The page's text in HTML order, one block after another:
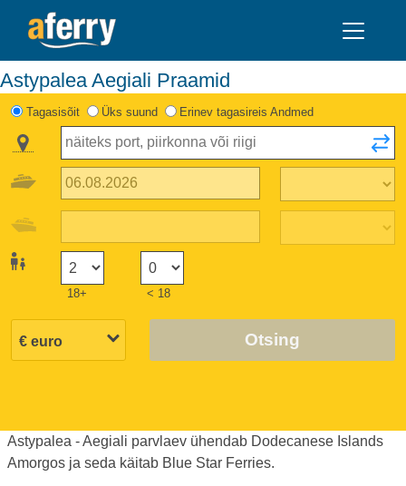
Astypalea Aegiali Praamid
Tagasisõit Üks suund Erinev tagasireis Andmed
18+ < 18
Otsing
Astypalea - Aegiali parvlaev ühendab Dodecanese Islands
Amorgos ja seda käitab Blue Star Ferries.